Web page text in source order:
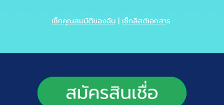
เช็กคุณสมบัติของฉัน| เช็กลิสต์เอกสาร